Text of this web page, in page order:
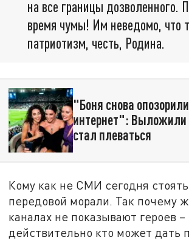
на все границы дозволенного.
время чумы! Им неведомо, что
патриотизм, честь, Родина.
"Боня снова
интернет": Выложили
стал плеваться
Кому как не СМИ сегодня
передовой морали. Так почему
каналах не показывают героев –
действительно кто может дать